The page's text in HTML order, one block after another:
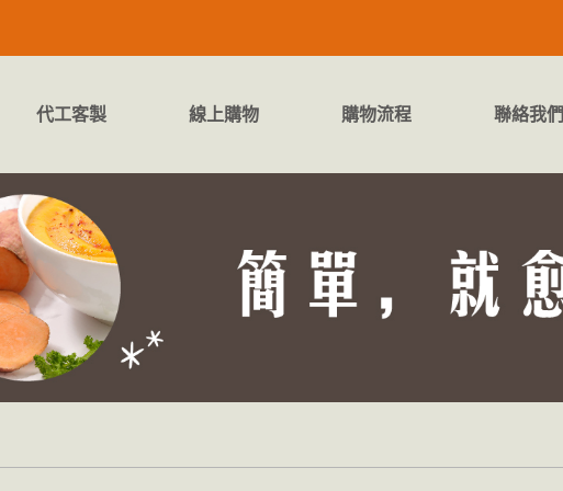
代工客製 線上購物 購物流程 聯絡我們